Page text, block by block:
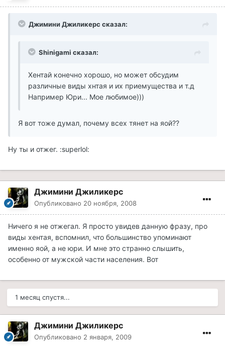
Джимини Джиликерс сказал:
Shinigami сказал:
Хентай конечно хорошо, но может обсудим
различные виды хнтая и их приемущества и т.д
Например Юри... Мое любимое)))
Я вот тоже думал, почему всех тянет на яой??
Ну ты и отжег. :superlol:
Джимини Джиликерс
Опубликовано 20 ноября, 2008
Ничего я не отжегал. Я просто увидев данную фразу, про
виды хентая, вспомнил, что большинство упоминают
именно яой, а не юри. И мне это странно слышить,
особенно от мужской части населения. Вот
1 месяц спустя...
Джимини Джиликерс
Опубликовано 2 января, 2009